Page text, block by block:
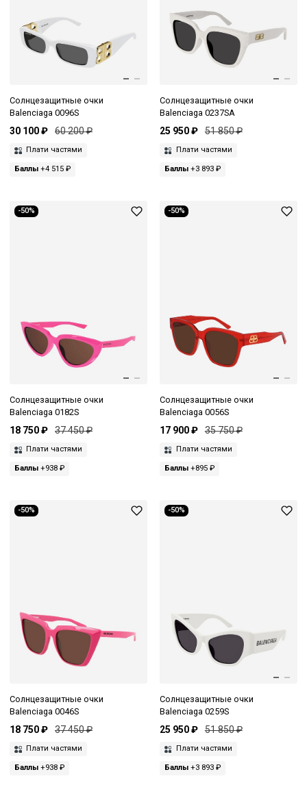
Солнцезащитные очки
Balenciaga 0096S
30 100 ₽ 60 200 ₽
Плати частями
Баллы +4 515 ₽
Солнцезащитные очки
Balenciaga 0237SA
25 950 ₽ 51 850 ₽
Плати частями
Баллы+3 893 ₽
-50%
Солнцезащитные очки
Balenciaga 0182S
18 750 ₽ 37 450 ₽
Плати частями
Баллы +938 ₽
-50%
Солнцезащитные очки
Balenciaga 0056S
17 900 ₽ 35 750 ₽
Плати частями
Баллы+895 ₽
-50%
Солнцезащитные очки
Balenciaga 0046S
18 750 ₽ 37 450 ₽
Плати частями
Баллы +938 ₽
-50%
Солнцезащитные очки
Balenciaga 0259S
25 950 ₽ 51 850 ₽
Плати частями
Баллы+3 893 ₽